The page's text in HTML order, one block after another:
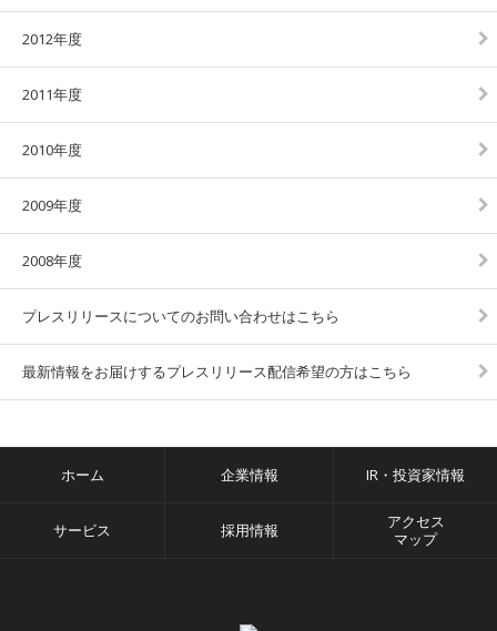
2012年度
2011年度
2010年度
2009年度
2008年度
プレスリリースについてのお問い合わせはこちら
最新情報をお届けするプレスリリース配信希望の方はこちら
ホーム 企業情報 IR・投資家情報
サービス 採用情報
アクセス
マップ